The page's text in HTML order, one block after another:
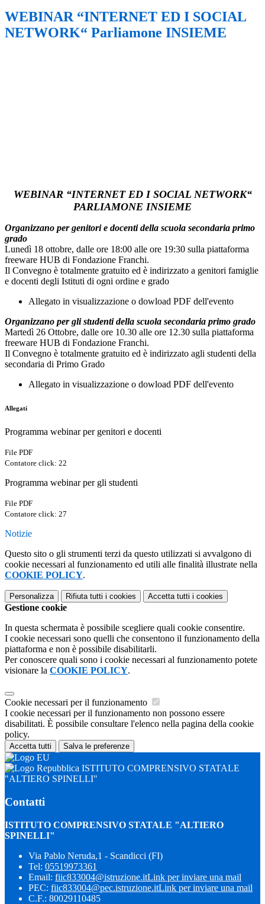
WEBINAR “INTERNET ED I SOCIAL
NETWORK“ Parliamone INSIEME
WEBINAR “INTERNET ED I SOCIAL NETWORK“
PARLIAMONE INSIEME
Organizzano per genitori e docenti della scuola secondaria primo
grado
Lunedì 18 ottobre, dalle ore 18:00 alle ore 19:30 sulla piattaforma
freeware HUB di Fondazione Franchi.
Il Convegno è totalmente gratuito ed è indirizzato a genitori famiglie
e docenti degli Istituti di ogni ordine e grado
Allegato in visualizzazione o dowload PDF dell'evento
Organizzano per gli studenti della scuola secondaria primo grado
Martedì 26 Ottobre, dalle ore 10.30 alle ore 12.30 sulla piattaforma
freeware HUB di Fondazione Franchi.
Il Convegno è totalmente gratuito ed è indirizzato agli studenti della
secondaria di Primo Grado
Allegato in visualizzazione o dowload PDF dell'evento
Allegati
Programma webinar per genitori e docenti
File PDF
Contatore click: 22
Programma webinar per gli studenti
File PDF
Contatore click: 27
Notizie
Questo sito o gli strumenti terzi da questo utilizzati si avvalgono di
cookie necessari al funzionamento ed utili alle finalità illustrate nella
COOKIE POLICY.
Personalizza Rifiuta tutti i cookies Accetta tutti i cookies
Gestione cookie
In questa schermata è possibile scegliere quali cookie consentire.
I cookie necessari sono quelli che consentono il funzionamento della
piattaforma e non è possibile disabilitarli.
Per conoscere quali sono i cookie necessari al funzionamento potete
visionare la COOKIE POLICY.
Cookie necessari per il funzionamento
I cookie necessari per il funzionamento non possono essere
disabilitati. È possibile consultare l'elenco nella pagina della cookie
policy.
Accetta tutti Salva le preferenze
ISTITUTO COMPRENSIVO STATALE
"ALTIERO SPINELLI"
Contatti
ISTITUTO COMPRENSIVO STATALE "ALTIERO
SPINELLI"
Via Pablo Neruda,1 - Scandicci (FI)
Tel: 05519973361
Email: fiic833004@istruzione.itLink per inviare una mail
PEC: fiic833004@pec.istruzione.itLink per inviare una mail
C.F.: 80029110485